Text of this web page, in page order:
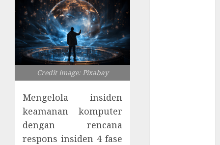
Credit image: Pixabay
Mengelola insiden
keamanan komputer
dengan rencana
respons insiden 4 fase